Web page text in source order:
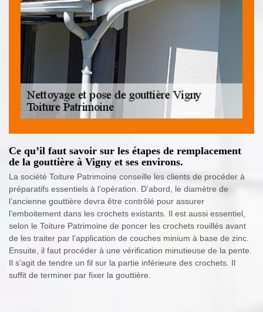
Ce qu’il faut savoir sur les étapes de remplacement
de la gouttière à Vigny et ses environs.
La société Toiture Patrimoine conseille les clients de procéder à
préparatifs essentiels à l’opération. D’abord, le diamètre de
l’ancienne gouttière devra être contrôlé pour assurer
l’emboitement dans les crochets existants. Il est aussi essentiel,
selon le Toiture Patrimoine de poncer les crochets rouillés avant
de les traiter par l’application de couches minium à base de zinc.
Ensuite, il faut procéder à une vérification minutieuse de la pente.
Il s’agit de tendre un fil sur la partie inférieure des crochets. Il
suffit de terminer par fixer la gouttière.